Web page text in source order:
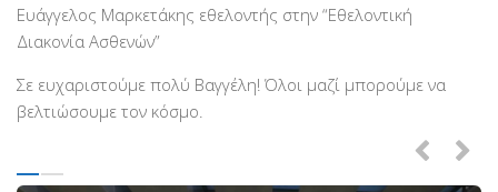
Δράσεις
Νοσοκομεία
Φιλοξενία Κατ οίκον
Ευάγγελος Μαρκετάκης εθελοντής στην “Εθελοντική
Διακονία Ασθενών”
Σε ευχαριστούμε πολύ Βαγγέλη! Όλοι μαζί μπορούμε να
βελτιώσουμε τον κόσμο.